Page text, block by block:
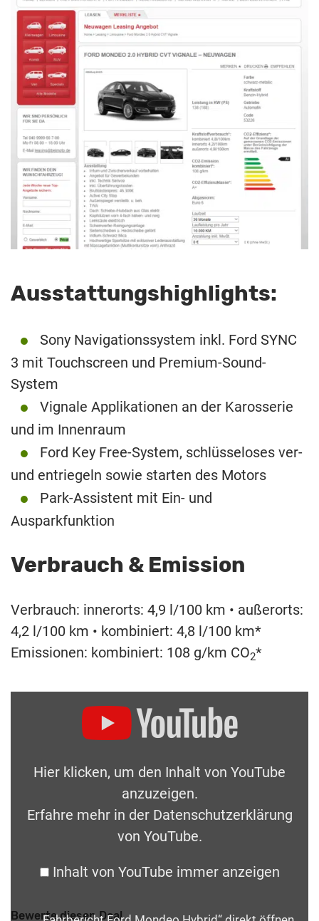
Ausstattungshighlights:
Sony Navigationssystem inkl. Ford SYNC
3 mit Touchscreen und Premium-Sound-
System
Vignale Applikationen an der Karosserie
und im Innenraum
Ford Key Free-System, schlüsseloses ver-
und entriegeln sowie starten des Motors
Park-Assistent mit Ein- und
Ausparkfunktion
Verbrauch & Emission
Verbrauch: innerorts: 4,9 l/100 km • außerorts:
4,2 l/100 km • kombiniert: 4,8 l/100 km*
Emissionen: kombiniert: 108 g/km CO2*
Hier klicken, um den Inhalt von YouTube
anzuzeigen.
Erfahre mehr in der Datenschutzerklärung
von YouTube.
Inhalt von YouTube immer anzeigen
Bewerte diesen Deal